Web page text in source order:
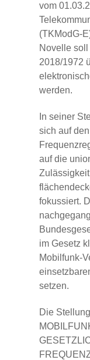
vom
(TKModG-
Novelle
2018/1972
werden.
In seiner
sich auf
auf die
fokussiert.
im Gesetz
Mobilfunk-
setzen.
Die